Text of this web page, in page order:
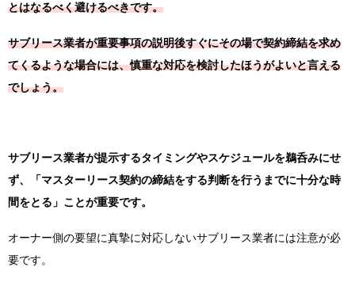
とはなるべく避けるべきです。
サブリース業者が重要事項の説明後すぐにその場で契約締結を求め
てくるような場合には、慎重な対応を検討したほうがよいと言える
でしょう。
サブリース業者が提示するタイミングやスケジュールを鵜呑みにせ
ず、「マスターリース契約の締結をする判断を行うまでに十分な時
間をとる」ことが重要です。
オーナー側の要望に真摯に対応しないサブリース業者には注意が必
要です。